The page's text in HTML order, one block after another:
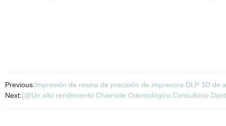
Previous:Impresión de resina de precisión de impresora DLP 3D
Next:{@Un alto rendimiento Chairside Odontológico Consultorio